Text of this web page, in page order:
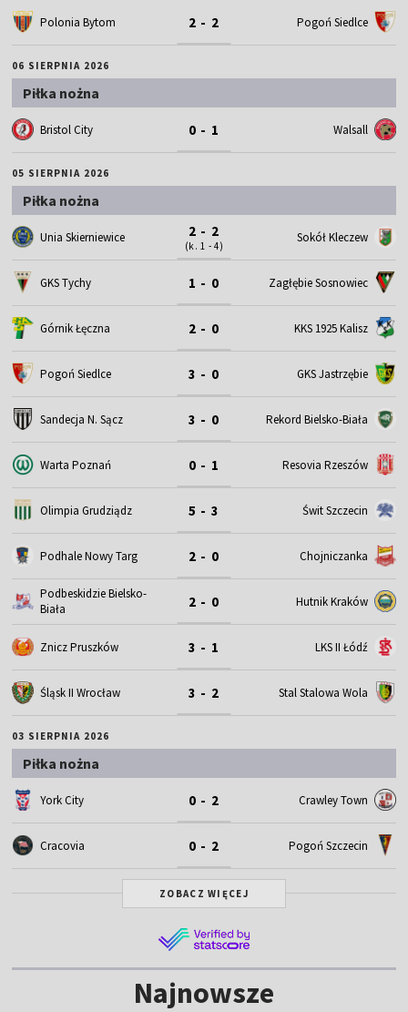
Polonia Bytom 2 - 2 Pogoń Siedlce
06 SIERPNIA 2026
Piłka nożna
Bristol City 0 - 1 Walsall
05 SIERPNIA 2026
Piłka nożna
Unia Skierniewice 2 - 2
(k. 1 - 4)
Sokół Kleczew
GKS Tychy 1 - 0 Zagłębie Sosnowiec
Górnik Łęczna 2 - 0 KKS 1925 Kalisz
Pogoń Siedlce 3 - 0 GKS Jastrzębie
Sandecja N. Sącz 3 - 0 Rekord Bielsko-Biała
Warta Poznań 0 - 1 Resovia Rzeszów
Olimpia Grudziądz 5 - 3 Świt Szczecin
Podhale Nowy Targ 2 - 0 Chojniczanka
Podbeskidzie Bielsko-
Biała
2 - 0 Hutnik Kraków
Znicz Pruszków 3 - 1 LKS II Łódź
Śląsk II Wrocław 3 - 2 Stal Stalowa Wola
03 SIERPNIA 2026
Piłka nożna
York City 0 - 2 Crawley Town
Cracovia 0 - 2 Pogoń Szczecin
ZOBACZ WIĘCEJ
Najnowsze